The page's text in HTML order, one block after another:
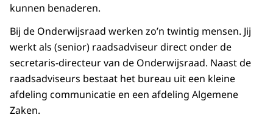
kunnen benaderen.
Bij de Onderwijsraad werken zo’n twintig mensen. Jij
werkt als (senior) raadsadviseur direct onder de
secretaris-directeur van de Onderwijsraad. Naast de
raadsadviseurs bestaat het bureau uit een kleine
afdeling communicatie en een afdeling Algemene
Zaken.